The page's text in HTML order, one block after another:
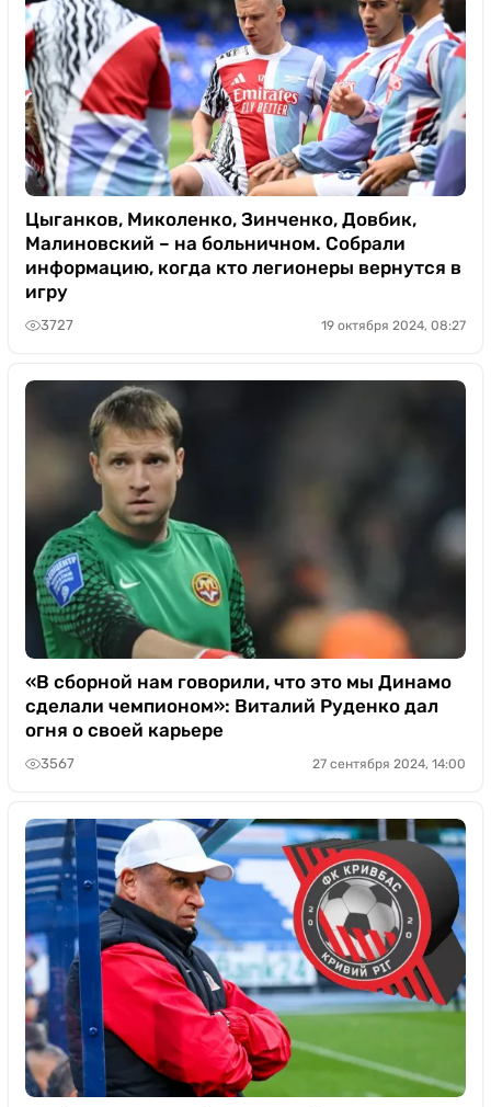
Цыганков, Миколенко, Зинченко, Довбик,
Малиновский – на больничном. Собрали
информацию, когда кто легионеры вернутся в
игру
3727 19 октября 2024, 08:27
«В сборной нам говорили, что это мы Динамо
сделали чемпионом»: Виталий Руденко дал
огня о своей карьере
3567 27 сентября 2024, 14:00